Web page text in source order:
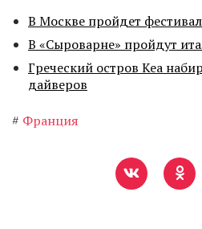
В Москве пройдет
В «Сыроварне» пройдут
Греческий остров Кеа
дайверов
# Франция